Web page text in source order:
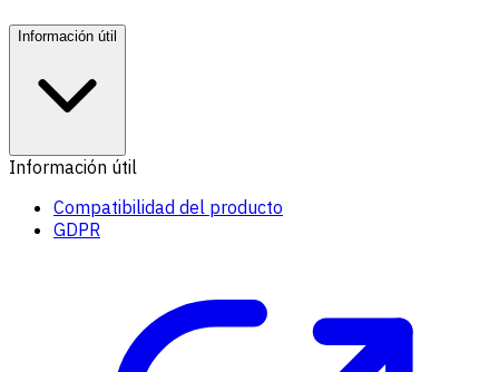
Información útil
Información útil
Compatibilidad del producto
GDPR